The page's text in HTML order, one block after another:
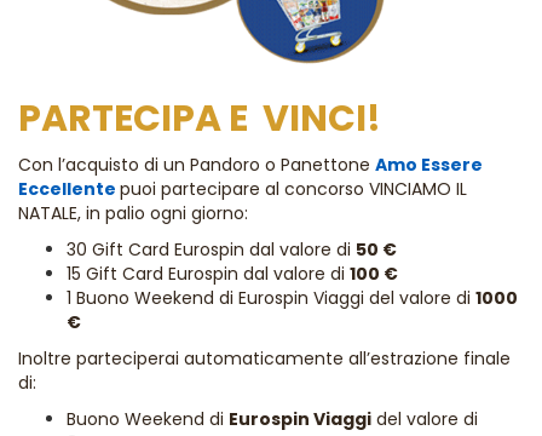
PARTECIPA E VINCI!
Con l’acquisto di un Pandoro o Panettone Amo Essere
Eccellente puoi partecipare al concorso VINCIAMO IL
NATALE, in palio ogni giorno:
30 Gift Card Eurospin dal valore di 50 €
15 Gift Card Eurospin dal valore di 100 €
1 Buono Weekend di Eurospin Viaggi del valore di 1000
€
Inoltre parteciperai automaticamente all’estrazione finale
di:
Buono Weekend di Eurospin Viaggi del valore di